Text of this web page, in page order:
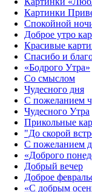
Картинки
Спокойной
Доброе утро
Красивые
Спасибо и
«‎Бодрого Утра»‎
Со смыслом
Чудесного дня
С пожеланием
Чудесного Утра
Прикольные
"До скорой
С пожеланием
«Доброго
Добрый вечер
Доброе
«С добрым